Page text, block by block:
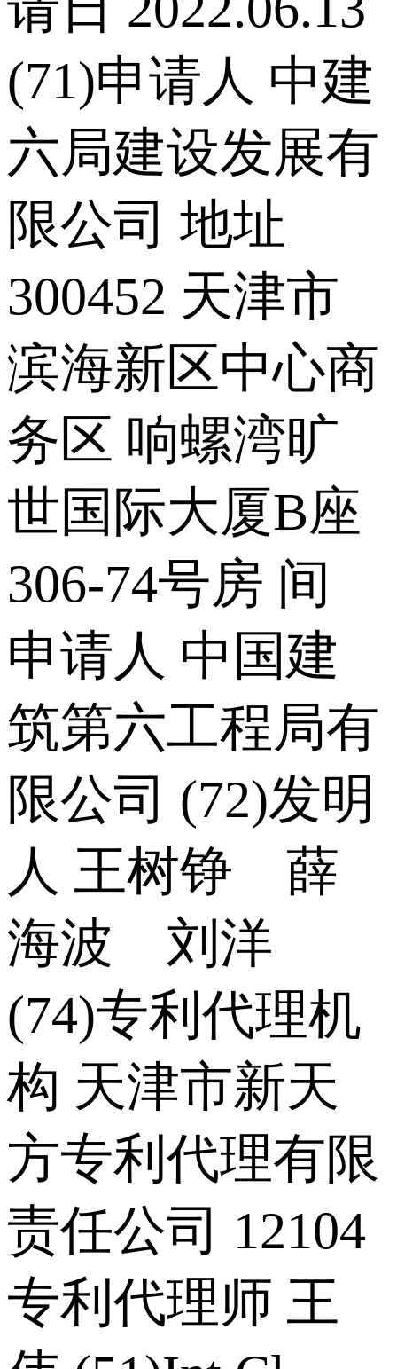
(71)申请人 中建
六局建设发展有
限公司 地址
300452 天津市
滨海新区中心商
务区 响螺湾旷
世国际大厦B座
306-74号房 间
申请人 中国建
筑第六工程局有
限公司 (72)发明
人 王树铮 薛
海波 刘洋
(74)专利代理机
构 天津市新天
方专利代理有限
责任公司 12104
专利代理师 王